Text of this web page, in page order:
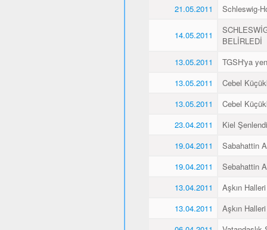
21.05.2011
Schleswig-
14.05.2011
BELİRLEDİ
13.05.2011
TGSH'ya
13.05.2011
Cebel
13.05.2011
Cebel
23.04.2011
Kiel Şenlendi
19.04.2011
Sabahattin
19.04.2011
Sebahattin
13.04.2011
Aşkın Halleri
13.04.2011
Aşkın